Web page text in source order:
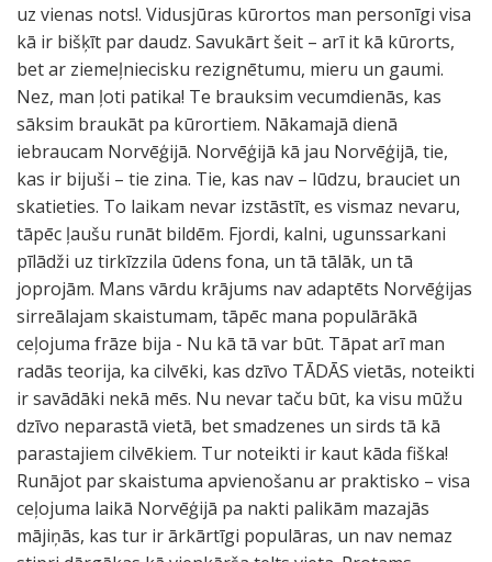
uz vienas nots!. Vidusjūras kūrortos man personīgi visa
kā ir bišķīt par daudz. Savukārt šeit – arī it kā kūrorts,
bet ar ziemeļniecisku rezignētumu, mieru un gaumi.
Nez, man ļoti patika! Te brauksim vecumdienās, kas
sāksim braukāt pa kūrortiem. Nākamajā dienā
iebraucam Norvēģijā. Norvēģijā kā jau Norvēģijā, tie,
kas ir bijuši – tie zina. Tie, kas nav – lūdzu, brauciet un
skatieties. To laikam nevar izstāstīt, es vismaz nevaru,
tāpēc ļaušu runāt bildēm. Fjordi, kalni, ugunssarkani
pīlādži uz tirkīzzila ūdens fona, un tā tālāk, un tā
joprojām. Mans vārdu krājums nav adaptēts Norvēģijas
sirreālajam skaistumam, tāpēc mana populārākā
ceļojuma frāze bija - Nu kā tā var būt. Tāpat arī man
radās teorija, ka cilvēki, kas dzīvo TĀDĀS vietās, noteikti
ir savādāki nekā mēs. Nu nevar taču būt, ka visu mūžu
dzīvo neparastā vietā, bet smadzenes un sirds tā kā
parastajiem cilvēkiem. Tur noteikti ir kaut kāda fiška!
Runājot par skaistuma apvienošanu ar praktisko – visa
ceļojuma laikā Norvēģijā pa nakti palikām mazajās
mājiņās, kas tur ir ārkārtīgi populāras, un nav nemaz